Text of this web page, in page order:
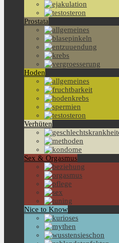
Prostata
Hoden
Verhüten
Sex & Orgasmus
Nice to Know